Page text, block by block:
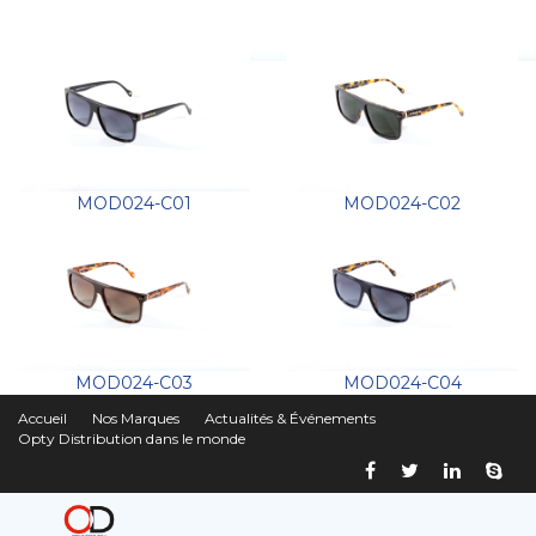
MOD024-C01 MOD024-C02
MOD024-C03 MOD024-C04
Accueil Nos Marques
Actualités & Événements
Opty Distribution dans le monde